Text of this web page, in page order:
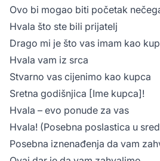
Ovo bi mogao biti početak
Hvala što ste bili prijatelj
Drago mi je što vas imam kao
Hvala vam iz srca
Stvarno vas cijenimo kao kupca
Sretna godišnjica [Ime kupca]!
Hvala – evo ponude za vas
Hvala! (Posebna poslastica u
Posebna iznenađenja da vam